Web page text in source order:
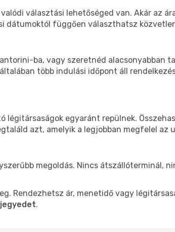
választási lehetőséged van. Akár az
dátumoktól függően választhatsz
ba, vagy szeretnéd alacsonyabban
több indulási időpont áll
egyaránt repülnek.
azt, amelyik a legjobban megfelel az
megoldás. Nincs átszállóterminál,
Rendezhetsz ár, menetidő vagy
.